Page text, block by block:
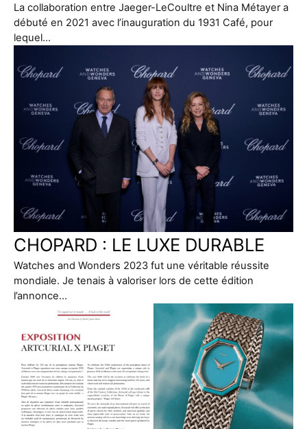
La collaboration entre Jaeger-LeCoultre et Nina Métayer a
débuté en 2021 avec l’inauguration du 1931 Café, pour
lequel…
CHOPARD : LE LUXE DURABLE
Watches and Wonders 2023 fut une véritable réussite
mondiale. Je tenais à valoriser lors de cette édition
l’annonce…